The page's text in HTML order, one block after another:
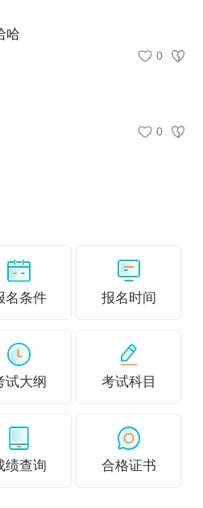
哈
0
0
名条件 报名时间
试大纲 考试科目
绩查询 合格证书